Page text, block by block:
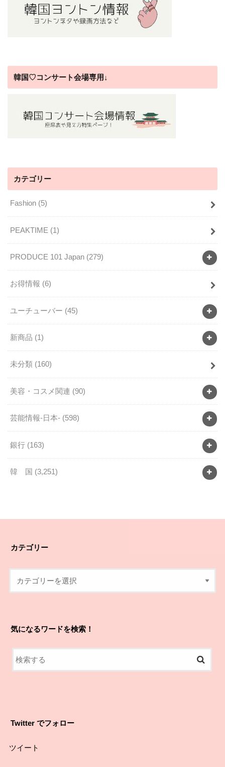
韓国♡コンサート会場専用↓
カテゴリー
Fashion (5)
PEAKTIME (1)
PRODUCE 101 Japan (279)
お得情報 (6)
ユーチューバー (45)
新商品 (1)
未分類 (160)
美容・コスメ関連 (90)
芸能情報-日本- (598)
銀行 (163)
韓 国 (3,251)
カテゴリー
気になるワードを検索！
Twitter でフォロー
ツイート